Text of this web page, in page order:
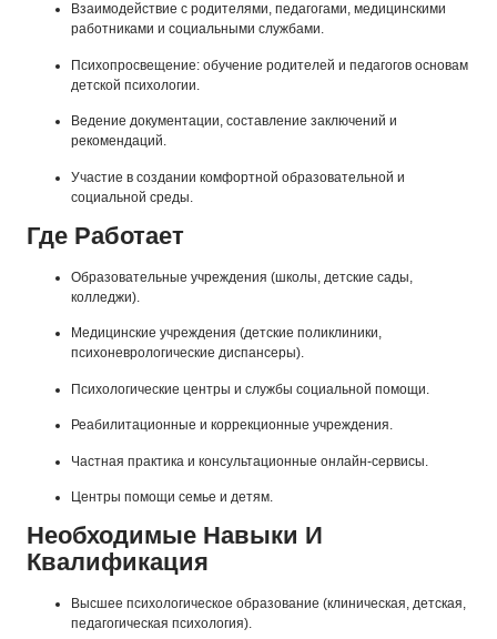
Взаимодействие с родителями, педагогами, медицинскими
работниками и социальными службами.
Психопросвещение: обучение родителей и педагогов основам
детской психологии.
Ведение документации, составление заключений и
рекомендаций.
Участие в создании комфортной образовательной и
социальной среды.
Где Работает
Образовательные учреждения (школы, детские сады,
колледжи).
Медицинские учреждения (детские поликлиники,
психоневрологические диспансеры).
Психологические центры и службы социальной помощи.
Реабилитационные и коррекционные учреждения.
Частная практика и консультационные онлайн-сервисы.
Центры помощи семье и детям.
Необходимые Навыки И
Квалификация
Высшее психологическое образование (клиническая, детская,
педагогическая психология).